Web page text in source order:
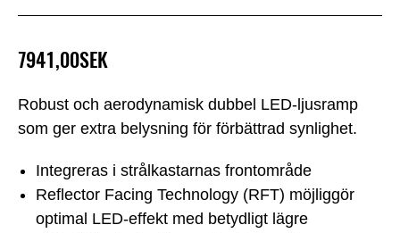
Robust och aerodynamisk dubbel LED-ljusramp
som ger extra belysning för förbättrad synlighet.
Integreras i strålkastarnas frontområde
Reflector Facing Technology (RFT) möjliggör
optimal LED-effekt med betydligt lägre
7941,00SEK